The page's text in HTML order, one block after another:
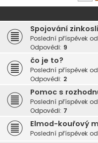
Spojování
Poslední příspěvek od
Odpovědi: 9
čo je to?
Poslední příspěvek od
Odpovědi: 2
Pomoc s
Poslední příspěvek od
Odpovědi: 7
Elmod-kouřový
Poslední příspěvek od